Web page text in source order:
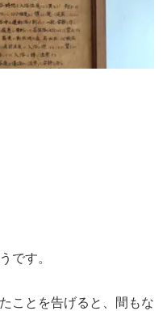
です。
ことを告げると、間もな